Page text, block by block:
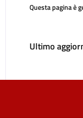
Questa pagina è
Ultimo